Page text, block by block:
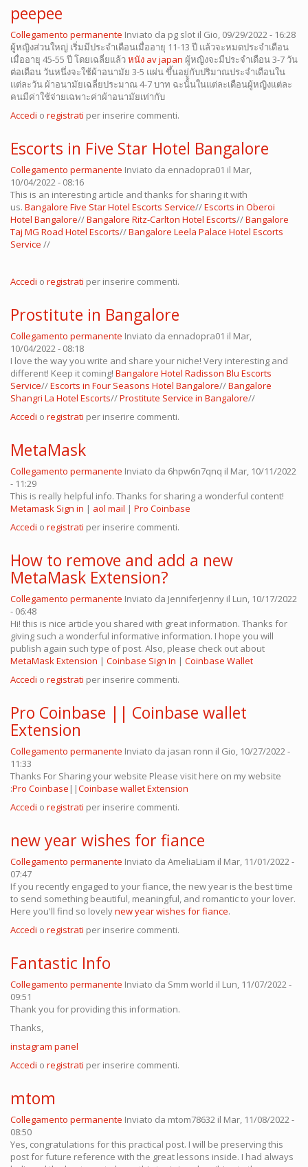
peepee
Collegamento permanente Inviato da pg slot il Gio, 09/29/2022 - 16:28
ผู้หญิงส่วนใหญ่ เริ่มมีประจำเดือนเมื่ออายุ 11-13 ปี แล้วจะหมดประจำเดือน
เมื่ออายุ 45-55 ปี โดยเฉลี่ยแล้วหนัง av japan ผู้หญิงจะมีประจำเดือน 3-7 วัน
ต่อเดือน วันหนึ่งจะใช้ผ้าอนามัย 3-5 แผ่น ขึ้นอยู่กับปริมาณประจำเดือนใน
แต่ละวัน ผ้าอนามัยเฉลี่ยประมาณ 4-7 บาท ฉะนั้นในแต่ละเดือนผู้หญิงแต่ละ
คนมีค่าใช้จ่ายเฉพาะค่าผ้าอนามัยเท่ากับ
Accedi o registrati per inserire commenti.
Escorts in Five Star Hotel Bangalore
Collegamento permanente Inviato da ennadopra01 il Mar,
10/04/2022 - 08:16
This is an interesting article and thanks for sharing it with
us. Bangalore Five Star Hotel Escorts Service//Escorts in Oberoi
Hotel Bangalore//Bangalore Ritz-Carlton Hotel Escorts//Bangalore
Taj MG Road Hotel Escorts//Bangalore Leela Palace Hotel Escorts
Service //
Accedi o registrati per inserire commenti.
Prostitute in Bangalore
Collegamento permanente Inviato da ennadopra01 il Mar,
10/04/2022 - 08:18
I love the way you write and share your niche! Very interesting and
different! Keep it coming! Bangalore Hotel Radisson Blu Escorts
Service//Escorts in Four Seasons Hotel Bangalore//Bangalore
Shangri La Hotel Escorts//Prostitute Service in Bangalore//
Accedi o registrati per inserire commenti.
MetaMask
Collegamento permanente Inviato da 6hpw6n7qnq il Mar, 10/11/2022
- 11:29
This is really helpful info. Thanks for sharing a wonderful content!
Metamask Sign in | aol mail | Pro Coinbase
Accedi o registrati per inserire commenti.
How to remove and add a new
MetaMask Extension?
Collegamento permanente Inviato da JenniferJenny il Lun, 10/17/2022
- 06:48
Hi! this is nice article you shared with great information. Thanks for
giving such a wonderful informative information. I hope you will
publish again such type of post. Also, please check out about
MetaMask Extension | Coinbase Sign In | Coinbase Wallet
Accedi o registrati per inserire commenti.
Pro Coinbase || Coinbase wallet
Extension
Collegamento permanente Inviato da jasan ronn il Gio, 10/27/2022 -
11:33
Thanks For Sharing your website Please visit here on my website
:Pro Coinbase ||Coinbase wallet Extension
Accedi o registrati per inserire commenti.
new year wishes for fiance
Collegamento permanente Inviato da AmeliaLiam il Mar, 11/01/2022 -
07:47
If you recently engaged to your fiance, the new year is the best time
to send something beautiful, meaningful, and romantic to your lover.
Here you'll find so lovelynew year wishes for fiance.
Accedi o registrati per inserire commenti.
Fantastic Info
Collegamento permanente Inviato da Smm world il Lun, 11/07/2022 -
09:51
Thank you for providing this information.
Thanks,
instagram panel
Accedi o registrati per inserire commenti.
mtom
Collegamento permanente Inviato da mtom78632 il Mar, 11/08/2022 -
08:50
Yes, congratulations for this practical post. I will be preserving this
post for future reference with the great lessons inside. I had always